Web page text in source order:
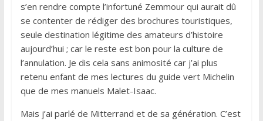
s’en rendre compte l’infortuné Zemmour qui aurait dû
se contenter de rédiger des brochures touristiques,
seule destination légitime des amateurs d’histoire
aujourd’hui ; car le reste est bon pour la culture de
l’annulation. Je dis cela sans animosité car j’ai plus
retenu enfant de mes lectures du guide vert Michelin
que de mes manuels Malet-Isaac.
Mais j’ai parlé de Mitterrand et de sa génération. C’est